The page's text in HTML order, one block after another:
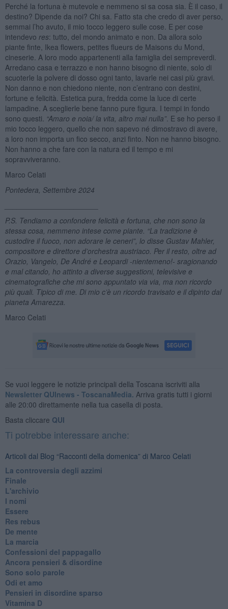
Perché la fortuna è mutevole e nemmeno si sa cosa sia. È il caso, il
destino? Dipende da noi? Chi sa. Fatto sta che credo di aver perso,
semmai l’ho avuto, il mio tocco leggero sulle cose. E per cose
intendevo res: tutto, del mondo animato e non. Da allora solo
piante finte, Ikea flowers, petites flueurs de Maisons du Mond,
cineserie. A loro modo appartenenti alla famiglia dei sempreverdi.
Arredano casa e terrazzo e non hanno bisogno di niente, solo di
scuoterle la polvere di dosso ogni tanto, lavarle nei casi più gravi.
Non danno e non chiedono niente, non c’entrano con destini,
fortune e felicità. Estetica pura, fredda come la luce di certe
lampadine. A sceglierle bene fanno pure figura. I tempi in fondo
sono questi. “Amaro e noia/ la vita, altro mai nulla”. E se ho perso il
mio tocco leggero, quello che non sapevo né dimostravo di avere,
a loro non importa un fico secco, anzi finto. Non ne hanno bisogno.
Non hanno a che fare con la natura ed il tempo e mi
sopravviveranno.
Marco Celati
Pontedera, Settembre 2024
P.S. Tendiamo a confondere felicità e fortuna, che non sono la
stessa cosa, nemmeno intese come piante. “La tradizione è
custodire il fuoco, non adorare le ceneri”, lo disse Gustav Mahler,
compositore e direttore d’orchestra austriaco. Per il resto, oltre ad
Orazio, Vangelo, De André e Leopardi -nientemeno!- sragionando
e mal citando, ho attinto a diverse suggestioni, televisive e
cinematografiche che mi sono appuntato via via, ma non ricordo
più quali. Tipico di me. Di mio c’è un ricordo travisato e il dipinto dal
pianeta Amarezza.
Marco Celati
Se vuoi leggere le notizie principali della Toscana iscriviti alla
Newsletter QUInews - ToscanaMedia. Arriva gratis tutti i giorni
alle 20:00 direttamente nella tua casella di posta.
Basta cliccare QUI
Ti potrebbe interessare anche:
Articoli dal Blog “Racconti della domenica” di Marco Celati
La controversia degli azzimi
Finale
L'archivio
I nomi
Essere
Res rebus
De mente
La marcia
Confessioni del pappagallo
Ancora pensieri & disordine
Sono solo parole
Odi et amo
Pensieri in disordine sparso
Vitamina D